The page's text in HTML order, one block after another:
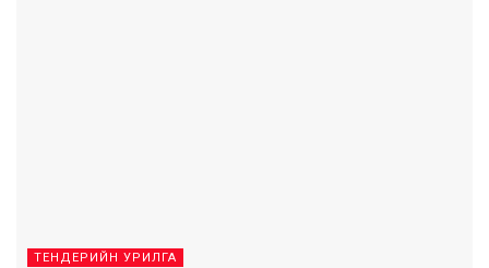
ТЕНДЕРИЙН УРИЛГА